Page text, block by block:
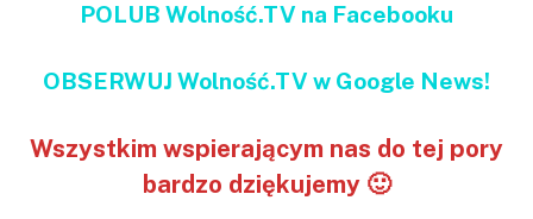
POLUB Wolność.TV na Facebooku
OBSERWUJ Wolność.TV w Google News!
Wszystkim wspierającym nas do tej pory
bardzo dziękujemy 🙂